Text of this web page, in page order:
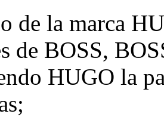
de la marca
de BOSS,
HUGO la